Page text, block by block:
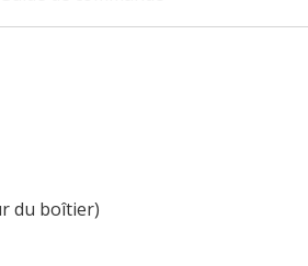
du boîtier)